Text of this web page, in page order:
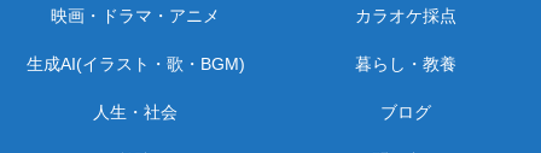
映画・ドラマ・アニメ カラオケ採点
生成AI(イラスト・歌・BGM) 暮らし・教養
人生・社会 ブログ